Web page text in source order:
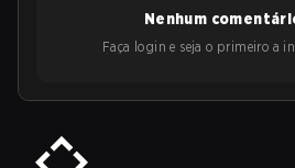
Nenhum
Faça login e seja o primeiro a